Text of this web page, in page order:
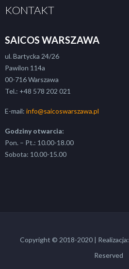
KONTAKT
SAICOS WARSZAWA
ul. Bartycka 24/26
Pawilon 114a
00-716 Warszawa
Tel.: +48 578 202 021
E-mail: info@saicoswarszawa.pl
Godziny otwarcia:
Pon. – Pt.: 10.00-18.00
Sobota: 10.00-15.00
Copyright © 2018-2020 | Realizacja:
Reserved